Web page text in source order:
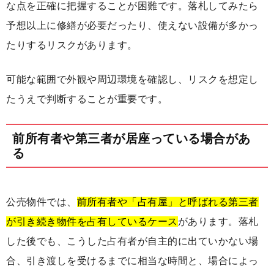
な点を正確に把握することが困難です。落札してみたら
予想以上に修繕が必要だったり、使えない設備が多かっ
たりするリスクがあります。
可能な範囲で外観や周辺環境を確認し、リスクを想定し
たうえで判断することが重要です。
前所有者や第三者が居座っている場合があ
る
公売物件では、 前所有者や「占有屋」と呼ばれる第三者
が引き続き物件を占有しているケース があります。落札
した後でも、こうした占有者が自主的に出ていかない場
合、引き渡しを受けるまでに相当な時間と、場合によっ